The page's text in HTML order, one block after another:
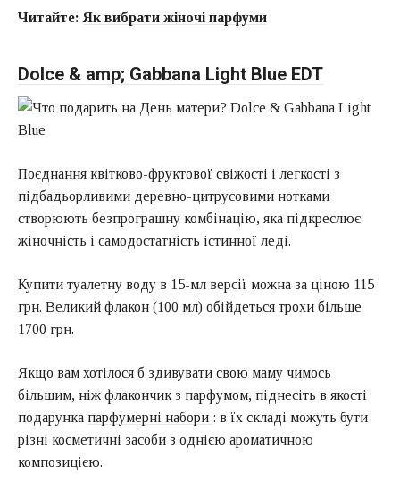
Читайте: Як вибрати жіночі парфуми
Dolce & amp; Gabbana Light Blue EDT
Поєднання квітково-фруктової свіжості і легкості з
підбадьорливими деревно-цитрусовими нотками
створюють безпрограшну комбінацію, яка підкреслює
жіночність і самодостатність істинної леді.
Купити туалетну воду в 15-мл версії можна за ціною 115
грн. Великий флакон (100 мл) обійдеться трохи більше
1700 грн.
Якщо вам хотілося б здивувати свою маму чимось
більшим, ніж флакончик з парфумом, піднесіть в якості
подарунка парфумерні набори : в їх складі можуть бути
різні косметичні засоби з однією ароматичною
композицією.